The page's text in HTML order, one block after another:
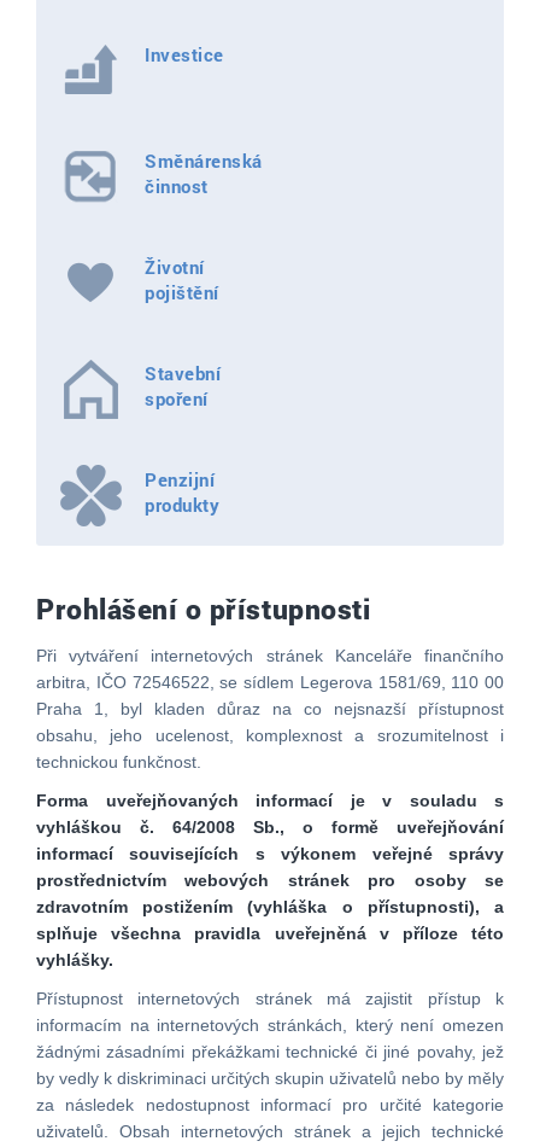
Investice
Směnárenská
činnost
Životní
pojištění
Stavební
spoření
Penzijní
produkty
Prohlášení o přístupnosti
Při vytváření internetových stránek Kanceláře finančního
arbitra, IČO 72546522, se sídlem Legerova 1581/69, 110 00
Praha 1, byl kladen důraz na co nejsnazší přístupnost
obsahu, jeho ucelenost, komplexnost a srozumitelnost i
technickou funkčnost.
Forma uveřejňovaných informací je v souladu s
vyhláškou č. 64/2008 Sb., o formě uveřejňování
informací souvisejících s výkonem veřejné správy
prostřednictvím webových stránek pro osoby se
zdravotním postižením (vyhláška o přístupnosti), a
splňuje všechna pravidla uveřejněná v příloze této
vyhlášky.
Přístupnost internetových stránek má zajistit přístup k
informacím na internetových stránkách, který není omezen
žádnými zásadními překážkami technické či jiné povahy, jež
by vedly k diskriminaci určitých skupin uživatelů nebo by měly
za následek nedostupnost informací pro určité kategorie
uživatelů. Obsah internetových stránek a jejich technické